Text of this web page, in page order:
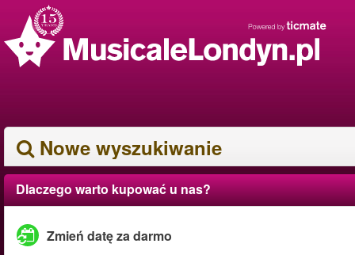
Nowe wyszukiwanie
Dlaczego warto kupować u nas?
Zmień datę za darmo